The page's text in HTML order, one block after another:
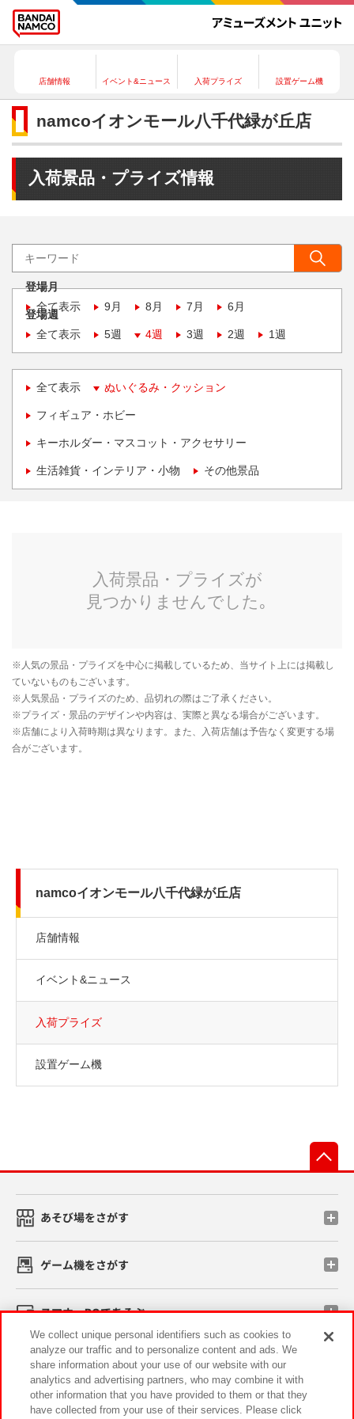
店舗情報 イベント&ニュース 入荷プライズ 設置ゲーム機
namcoイオンモール八千代緑が丘店
入荷景品・プライズ情報
登場月
全て表示
9月 8月 7月 6月
登場週
全て表示
5週 4週 3週 2週 1週
全て表示 ぬいぐるみ・クッション
フィギュア・ホビー
キーホルダー・マスコット・アクセサリー
生活雑貨・インテリア・小物 その他景品
namcoイオンモール八千代緑が丘店
店舗情報
イベント&ニュース
入荷プライズ
設置ゲーム機
あそび場をさがす
ゲーム機をさがす
スマホ・PCであそぶ
イベント・キャンペーン
We collect unique personal identifiers such as cookies to
analyze our traffic and to personalize content and ads. We
share information about your use of our website with our
analytics and advertising partners, who may combine it with
other information that you have provided to them or that they
have collected from your use of their services. Please click